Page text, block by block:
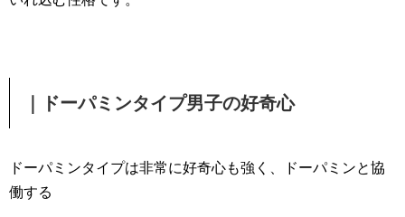
｜ドーパミンタイプ男子の好奇心
ドーパミンタイプは非常に好奇心も強く、ドーパミンと協
働する